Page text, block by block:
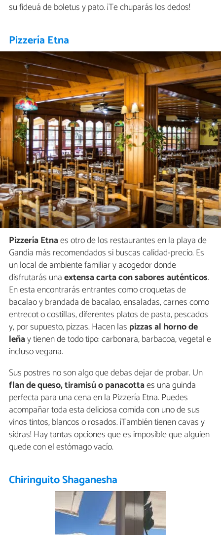
su fideuá de boletus y pato. ¡Te chuparás los dedos!
Pizzería Etna
Pizzería Etnaes otro de los restaurantes en la playa de
Gandía más recomendados si buscas calidad-precio. Es
un local de ambiente familiar y acogedor donde
disfrutarás unaextensa carta con sabores auténticos.
En esta encontrarás entrantes como croquetas de
bacalao y brandada de bacalao, ensaladas, carnes como
entrecot o costillas, diferentes platos de pasta, pescados
y, por supuesto, pizzas. Hacen las pizzas al horno de
leñay tienen de todo tipo: carbonara, barbacoa, vegetal e
incluso vegana.
Sus postres no son algo que debas dejar de probar. Un
flan de queso, tiramisú o panacottaes una guinda
perfecta para una cena en la Pizzería Etna. Puedes
acompañar toda esta deliciosa comida con uno de sus
vinos tintos, blancos o rosados. ¡También tienen cavas y
sidras! Hay tantas opciones que es imposible que alguien
quede con el estómago vacío.
Chiringuito Shaganesha